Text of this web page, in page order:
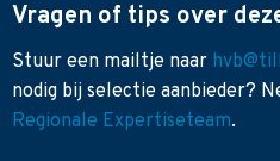
Vragen of tips over
Stuur een mailtje naar
nodig bij selectie aanbieder?
Regionale Expertiseteam.